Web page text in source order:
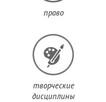
право
творческие
дисциплины